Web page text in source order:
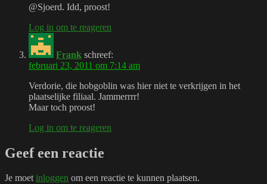
@Sjoerd. Idd, proost!
Log in om te reageren
Frank schreef:
februari 23, 2011 om 7:14 am
Verdorie, die hobgoblin was hier niet te verkrijgen in het
plaatselijke filiaal. Jammerrrr!
Maar toch proost!
Log in om te reageren
Geef een reactie
Je moetinloggen om een reactie te kunnen plaatsen.